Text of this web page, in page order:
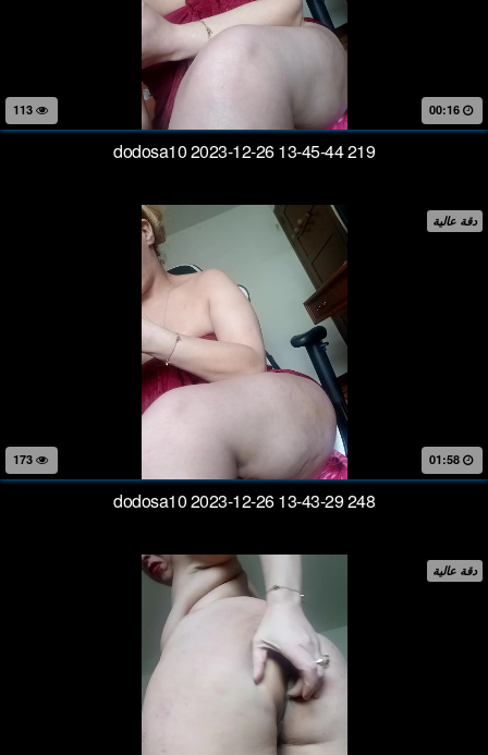
00:16
dodosa10 2023-12-26 13-45-44 219
دقة عالية
01:58
dodosa10 2023-12-26 13-43-29 248
دقة عالية